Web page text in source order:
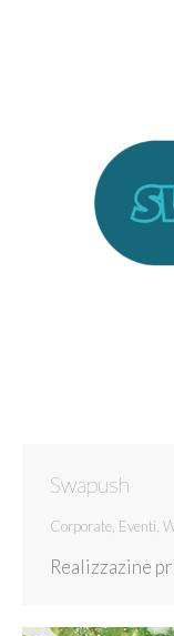
Swapush
Corporate Eventi
Realizzazine